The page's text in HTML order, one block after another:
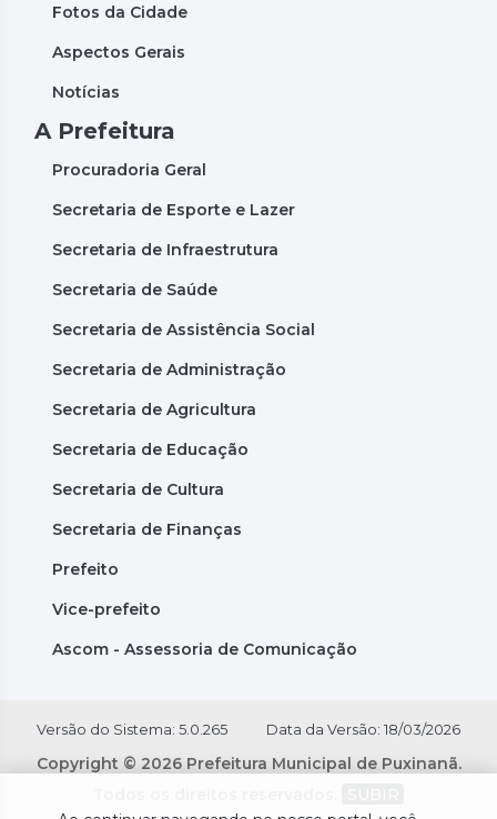
Fotos da Cidade
Aspectos Gerais
Notícias
A Prefeitura
Procuradoria Geral
Secretaria de Esporte e Lazer
Secretaria de Infraestrutura
Secretaria de Saúde
Secretaria de Assistência Social
Secretaria de Administração
Secretaria de Agricultura
Secretaria de Educação
Secretaria de Cultura
Secretaria de Finanças
Prefeito
Vice-prefeito
Ascom - Assessoria de Comunicação
Versão do Sistema: 5.0.265 Data da Versão: 18/03/2026
Copyright © 2026 Prefeitura Municipal de Puxinanã.